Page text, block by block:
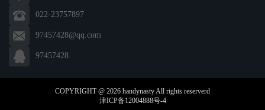
022-23757897
97457428@qq.com
97457428
COPYRIGHT @ 2026 handynasty All rights reserverd
津ICP备12004888号-4